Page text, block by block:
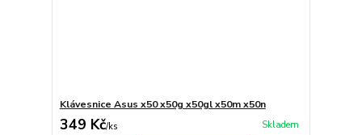
Klávesnice Asus x50 x50g x50gl x50m x50n
349 Kč/ks Skladem